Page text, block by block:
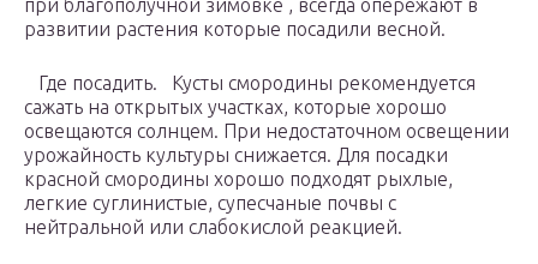
при благополучной зимовке , всегда опережают в
развитии растения которые посадили весной.
Где посадить. Кусты смородины рекомендуется
сажать на открытых участках, которые хорошо
освещаются солнцем. При недостаточном освещении
урожайность культуры снижается. Для посадки
красной смородины хорошо подходят рыхлые,
легкие суглинистые, супесчаные почвы с
нейтральной или слабокислой реакцией.